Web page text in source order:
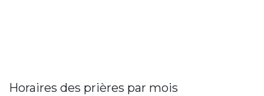
Horaires des prières par mois